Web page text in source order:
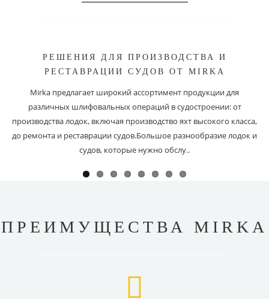
РЕШЕНИЯ ДЛЯ ПРОИЗВОДСТВА И
РЕСТАВРАЦИИ СУДОВ ОТ MIRKA
Mirka предлагает широкий ассортимент продукции для
различных шлифовальных операций в судостроении: от
производства лодок, включая производство яхт высокого класса,
до ремонта и реставрации судов.Большое разнообразие лодок и
судов, которые нужно обслу..
ПРЕИМУЩЕСТВА MIRKA